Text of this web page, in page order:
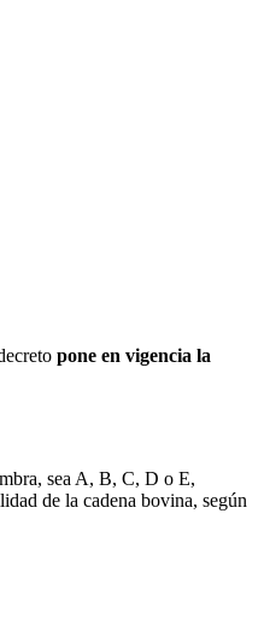
pone en vigencia la
sea A, B, C, D o E,
de la cadena bovina, según